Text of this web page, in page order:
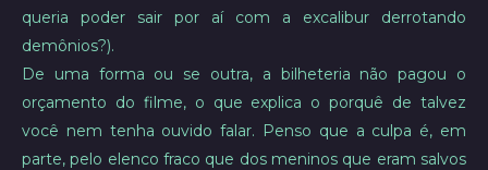
queria poder sair por aí com a excalibur derrotando
demônios?).
De uma forma ou se outra, a bilheteria não pagou o
orçamento do filme, o que explica o porquê de talvez
você nem tenha ouvido falar. Penso que a culpa é, em
parte, pelo elenco fraco que dos meninos que eram salvos